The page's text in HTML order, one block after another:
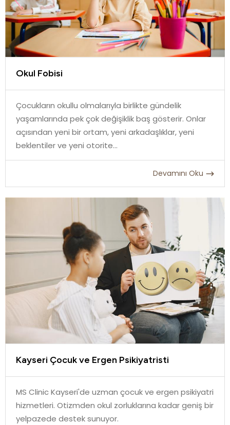
Okul Fobisi
Çocukların okullu olmalarıyla birlikte gündelik
yaşamlarında pek çok değişiklik baş gösterir. Onlar
açısından yeni bir ortam, yeni arkadaşlıklar, yeni
beklentiler ve yeni otorite...
Devamını Oku
Kayseri Çocuk ve Ergen Psikiyatristi
MS Clinic Kayseri'de uzman çocuk ve ergen psikiyatri
hizmetleri. Otizmden okul zorluklarına kadar geniş bir
yelpazede destek sunuyor.